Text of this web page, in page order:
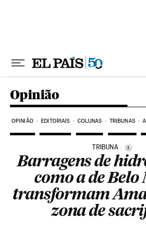
Opinião
OPINIÃO EDITORIAIS COLUNAS TRIBUNAS
TRIBUNA i
Barragens de
como a de Belo
transformam
zona de